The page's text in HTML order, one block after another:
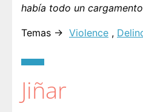
había todo un
Temas → Violence ,
Jiñar